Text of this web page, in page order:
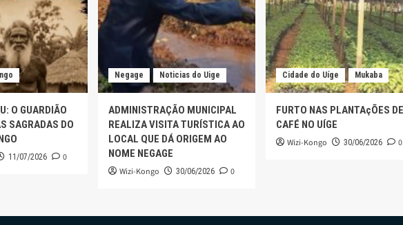
O GUARDIÃO
SAGRADAS DO
11/07/2026 0
Negage Noticias do Uige
ADMINISTRAÇÃO MUNICIPAL
REALIZA VISITA TURÍSTICA AO
LOCAL QUE DÁ ORIGEM AO
NOME NEGAGE
Wizi-Kongo 30/06/2026 0
Cidade do Uíge Mukaba
FURTO NAS PLANTAçÕES DE
CAFÉ NO UÍGE
Wizi-Kongo 30/06/2026 0